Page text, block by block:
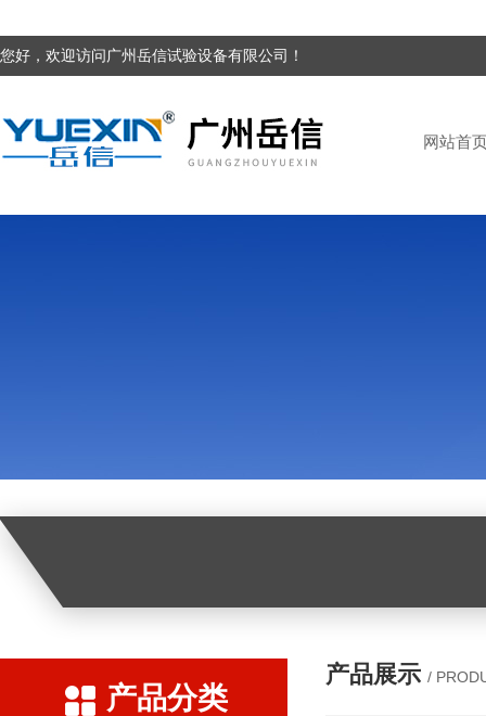
您好，欢迎访问广州岳信试验设备有限公司！
网站首
产品分类
产品展示 /